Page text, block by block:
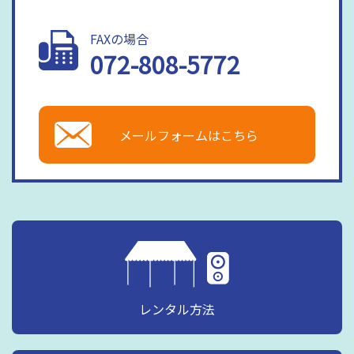
FAXの場合
072-808-5772
メールフォームはこちら
レンタル方法